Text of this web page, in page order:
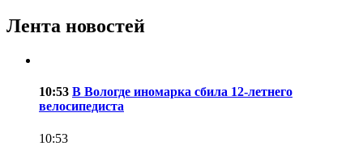
Лента новостей
10:53 В Вологде иномарка сбила 12-летнего
велосипедиста
10:53